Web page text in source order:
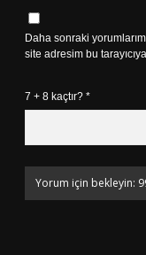
Daha sonraki
site adresim bu
7 + 8 kaçtır? *